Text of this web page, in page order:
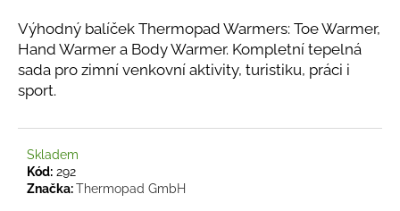
Výhodný balíček Thermopad Warmers: Toe Warmer,
Hand Warmer a Body Warmer. Kompletní tepelná
sada pro zimní venkovní aktivity, turistiku, práci i
sport.
Skladem
Kód: 292
Značka:Thermopad GmbH
HLEDAT
D
o
p
o